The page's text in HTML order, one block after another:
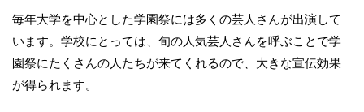
毎年大学を中心とした学園祭には多くの芸人さんが出演して
います。学校にとっては、旬の人気芸人さんを呼ぶことで学
園祭にたくさんの人たちが来てくれるので、大きな宣伝効果
が得られます。